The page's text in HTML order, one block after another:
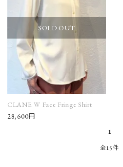
SOLD OUT
CLANE W Face Fringe Shirt
28,600円
1
全15件